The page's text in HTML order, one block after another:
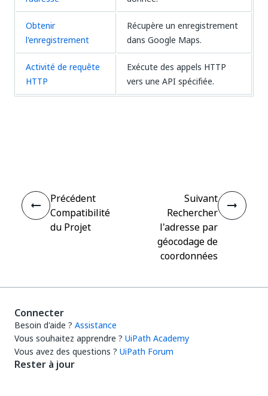
Obtenir
l'enregistrement
Récupère un enregistrement
dans Google Maps.
Activité de requête
HTTP
Exécute des appels HTTP
vers une API spécifiée.
Précédent
Compatibilité
du Projet
Suivant
Rechercher
l'adresse par
géocodage de
coordonnées
Connecter
Besoin d'aide ? Assistance
Vous souhaitez apprendre ? UiPath Academy
Vous avez des questions ? UiPath Forum
Rester à jour